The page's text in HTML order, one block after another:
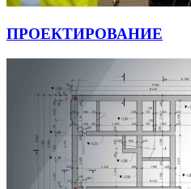
ПРОЕКТИРОВАНИЕ